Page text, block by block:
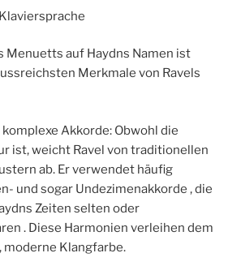
Menuetts auf Haydns Namen ist
Merkmale von Ravels
Akkorde: Obwohl die
ist, weicht Ravel von traditionellen
ab. Er verwendet häufig
und sogar Undezimenakkorde , die
Zeiten selten oder
. Diese Harmonien verleihen dem
moderne Klangfarbe.